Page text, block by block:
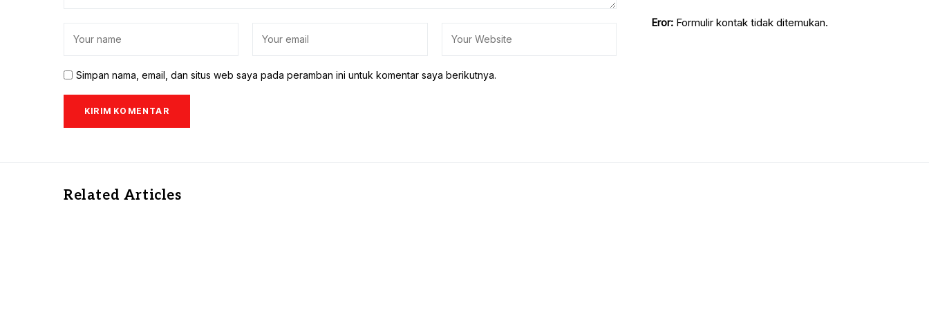
Simpan nama, email, dan situs web saya pada peramban ini untuk komentar saya berikutnya.
Eror: Formulir kontak tidak ditemukan.
Related Articles